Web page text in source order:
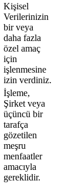
Kişisel
Verilerinizin
bir veya
daha fazla
özel amaç
için
işlenmesine
izin verdiniz.
İşleme,
Şirket veya
üçüncü bir
tarafça
gözetilen
meşru
menfaatler
amacıyla
gereklidir.